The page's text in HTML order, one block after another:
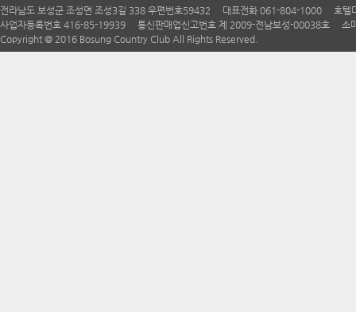
전라남도 보성군 조성면 조성3길 338 우편번호59432 대표전화 061-804-1000
사업자등록번호 416-85-19939 통신판매업신고번호 제 2009-전남보성-00038호 소
Copyright @ 2016 Bosung Country Club All Rights Reserved.